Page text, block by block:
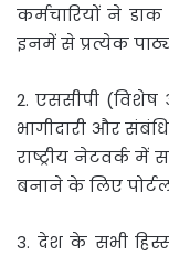
कर्मचारियों ने
इनमें से प्रत्येक
2. एससीपी (विशेष
भागीदारी और
राष्ट्रीय नेटवर्क में
बनाने के लिए
3. देश के सभी